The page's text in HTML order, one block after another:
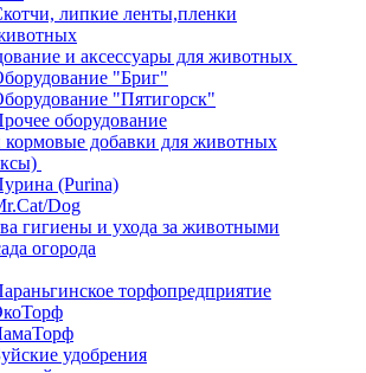
липкие ленты,пленки
и аксессуары для животных
"Бриг"
"Пятигорск"
оборудование
добавки для животных
(Purina)
Dog
гигиены и ухода за животными
огорода
торфопредприятие
удобрения